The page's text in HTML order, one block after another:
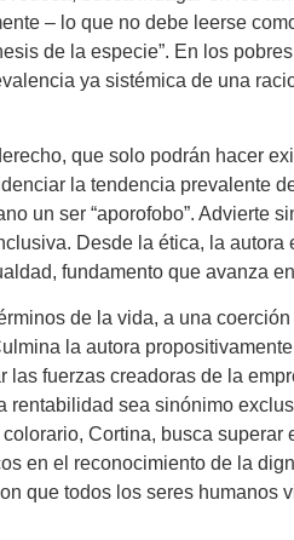
– lo que no debe leerse
de la especie”. En los
ya sistémica de una
que solo podrán hacer
la tendencia prevalente
un ser “aporofobo”. Advierte
Desde la ética, la
fundamento que avanza
de la vida, a una
la autora
fuerzas creadoras de la
sea sinónimo
Cortina, busca
en el reconocimiento de la
que todos los seres humanos